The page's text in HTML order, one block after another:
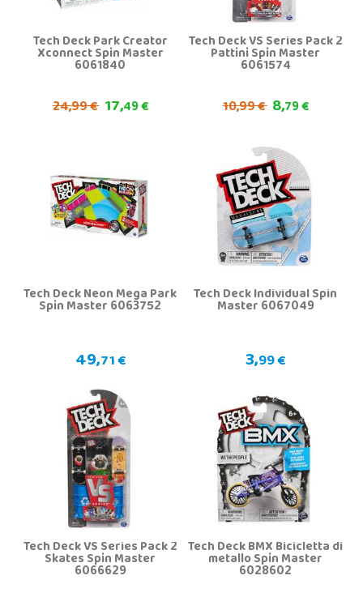
Tech Deck Park Creator
Xconnect Spin Master
6061840
24,99 € 17,49 €
Tech Deck VS Series Pack 2
Pattini Spin Master
6061574
10,99 € 8,79 €
Tech Deck Neon Mega Park
Spin Master 6063752
49,71 €
Tech Deck Individual Spin
Master 6067049
3,99 €
Tech Deck VS Series Pack 2
Skates Spin Master
6066629
Tech Deck BMX Bicicletta di
metallo Spin Master
6028602